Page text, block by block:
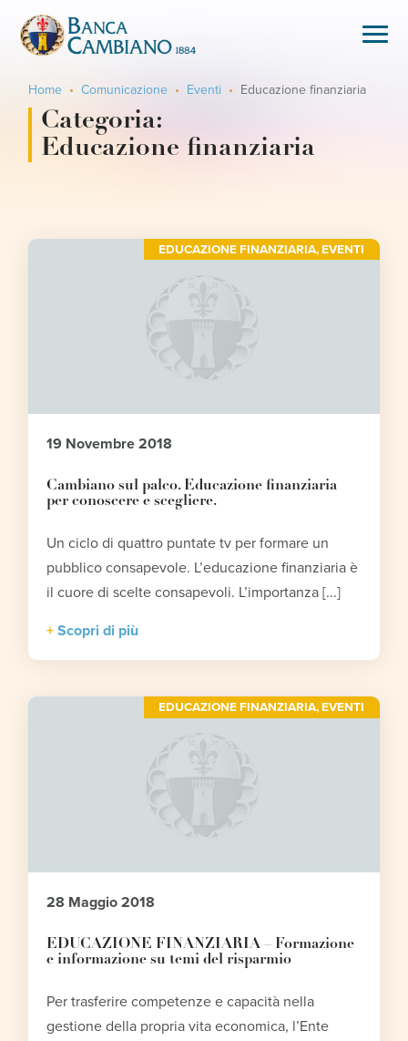
Home Comunicazione Eventi Educazione finanziaria
Categoria:
Educazione finanziaria
EDUCAZIONE FINANZIARIA,EVENTI
19 Novembre 2018
Cambiano sul palco. Educazione finanziaria
per conoscere e scegliere.
Un ciclo di quattro puntate tv per formare un
pubblico consapevole. L’educazione finanziaria è
il cuore di scelte consapevoli. L’importanza [...]
Scopri di più
EDUCAZIONE FINANZIARIA,EVENTI
28 Maggio 2018
EDUCAZIONE FINANZIARIA – Formazione
e informazione su temi del risparmio
Per trasferire competenze e capacità nella
gestione della propria vita economica, l’Ente